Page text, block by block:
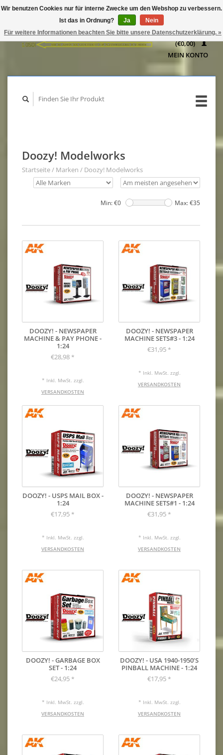
WARENKORB
(€0,00)
MEIN KONTO
Doozy! Modelworks
Startseite/ Marken / Doozy! Modelworks
Min: €0 Max: €35
DOOZY! - NEWSPAPER
MACHINE & PAY PHONE -
1:24
€28,98 *
* Inkl. MwSt. zzgl.
VERSANDKOSTEN
DOOZY! - NEWSPAPER
MACHINE SETS#3 - 1:24
€31,95 *
* Inkl. MwSt. zzgl.
VERSANDKOSTEN
DOOZY! - USPS MAIL BOX -
1:24
€17,95 *
* Inkl. MwSt. zzgl.
VERSANDKOSTEN
DOOZY! - NEWSPAPER
MACHINE SETS#1 - 1:24
€31,95 *
* Inkl. MwSt. zzgl.
VERSANDKOSTEN
DOOZY! - GARBAGE BOX
SET - 1:24
€24,95 *
* Inkl. MwSt. zzgl.
VERSANDKOSTEN
DOOZY! - USA 1940-1950’S
PINBALL MACHINE - 1:24
€17,95 *
* Inkl. MwSt. zzgl.
VERSANDKOSTEN
Wir benutzen Cookies nur für interne Zwecke um den Webshop zu verbessern.
Ist das in Ordnung?
Ja
Nein
Für weitere Informationen beachten Sie bitte unsere Datenschutzerklärung. »